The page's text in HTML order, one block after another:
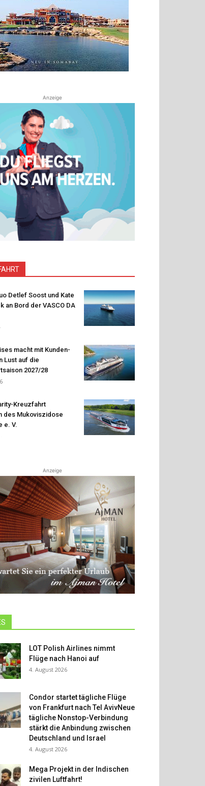
Anzeige
Detlef Soost und Kate
an Bord der VASCO DA
macht mit Kunden-
Lust auf die
2027/28
Kreuzfahrt
des Mukoviszidose
e. V.
Anzeige
LOT Polish Airlines nimmt
Flüge nach Hanoi auf
4. August 2026
Condor startet tägliche Flüge
von Frankfurt nach Tel AvivNeue
tägliche Nonstop-Verbindung
stärkt die Anbindung zwischen
Deutschland und Israel
4. August 2026
Mega Projekt in der Indischen
zivilen Luftfahrt!